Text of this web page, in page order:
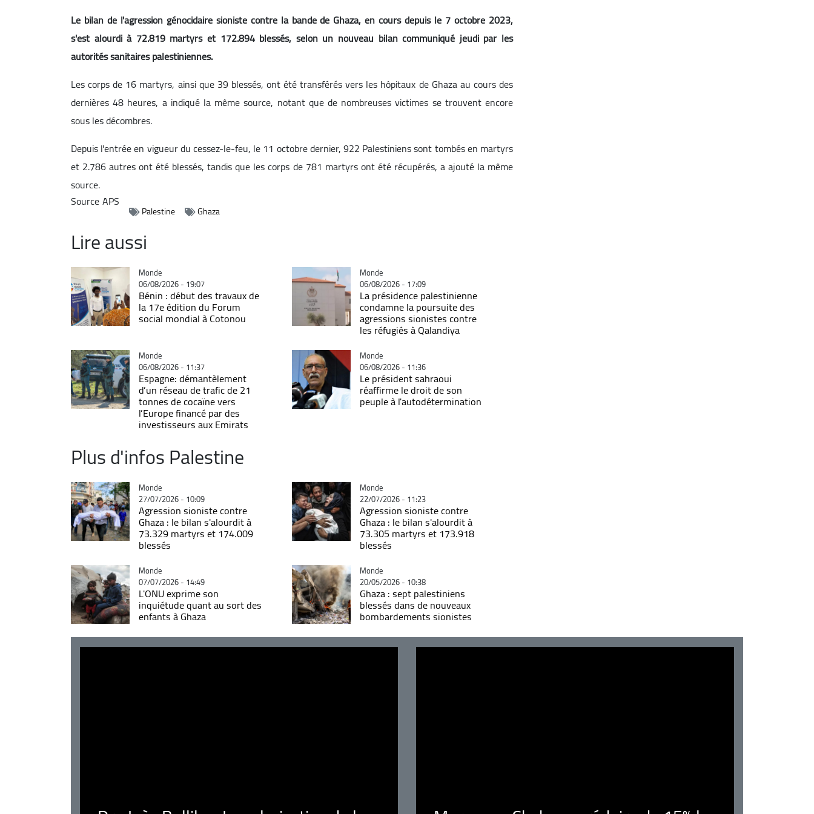
Le bilan de l'agression génocidaire sioniste contre la bande de Ghaza, en cours depuis le 7 octobre 2023,
s'est alourdi à 72.819 martyrs et 172.894 blessés, selon un nouveau bilan communiqué jeudi par les
autorités sanitaires palestiniennes.
Les corps de 16 martyrs, ainsi que 39 blessés, ont été transférés vers les hôpitaux de Ghaza au cours des
dernières 48 heures, a indiqué la même source, notant que de nombreuses victimes se trouvent encore
sous les décombres.
Depuis l'entrée en vigueur du cessez-le-feu, le 11 octobre dernier, 922 Palestiniens sont tombés en martyrs
et 2.786 autres ont été blessés, tandis que les corps de 781 martyrs ont été récupérés, a ajouté la même
source.
SourceAPS
Palestine Ghaza
Lire aussi
Catégorie
Monde
06/08/2026 - 19:07
Bénin : début des travaux de
la 17e édition du Forum
social mondial à Cotonou
Catégorie
Monde
06/08/2026 - 17:09
La présidence palestinienne
condamne la poursuite des
agressions sionistes contre
les réfugiés à Qalandiya
Catégorie
Monde
06/08/2026 - 11:37
Espagne: démantèlement
d’un réseau de trafic de 21
tonnes de cocaïne vers
l’Europe financé par des
investisseurs aux Emirats
Catégorie
Monde
06/08/2026 - 11:36
Le président sahraoui
réaffirme le droit de son
peuple à l'autodétermination
Plus d'infos Palestine
Catégorie
Monde
27/07/2026 - 10:09
Agression sioniste contre
Ghaza : le bilan s'alourdit à
73.329 martyrs et 174.009
blessés
Catégorie
Monde
22/07/2026 - 11:23
Agression sioniste contre
Ghaza : le bilan s'alourdit à
73.305 martyrs et 173.918
blessés
Catégorie
Monde
07/07/2026 - 14:49
L'ONU exprime son
inquiétude quant au sort des
enfants à Ghaza
Catégorie
Monde
20/05/2026 - 10:38
Ghaza : sept palestiniens
blessés dans de nouveaux
bombardements sionistes